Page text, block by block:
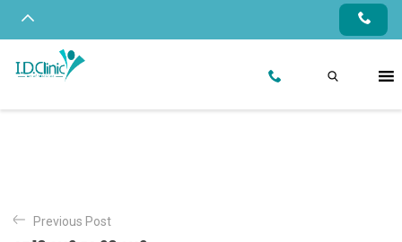
Previous Post